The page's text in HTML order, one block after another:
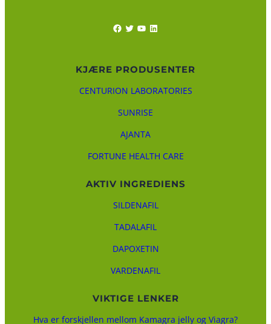
Facebook Twitter YouTube LinkedIn
KJÆRE PRODUSENTER
CENTURION LABORATORIES
SUNRISE
AJANTA
FORTUNE HEALTH CARE
AKTIV INGREDIENS
SILDENAFIL
TADALAFIL
DAPOXETIN
VARDENAFIL
VIKTIGE LENKER
Hva er forskjellen mellom Kamagra jelly og Viagra?